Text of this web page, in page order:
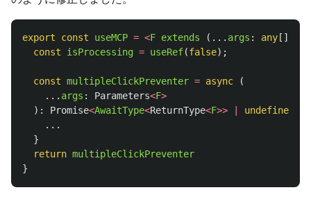
export const useMCP = <F extends (... args : any [])
const
isProcessing = useRef(false);
const multipleClickPreventer = async
(
... args : Parameters<F>
):
Promise<AwaitType<ReturnType<F>> undefined
...
}
return multipleClickPreventer
}